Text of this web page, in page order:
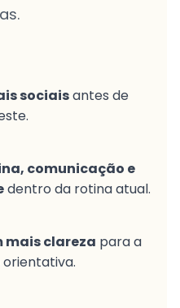
sociaisantes de
comunicação e
dentro da rotina atual.
mais clareza para a